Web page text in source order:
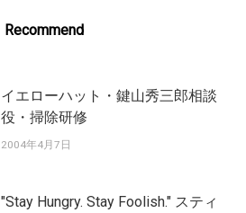
Recommend
イエローハット・鍵山秀三郎相談
役・掃除研修
2004年4月7日
"Stay Hungry. Stay Foolish." スティ